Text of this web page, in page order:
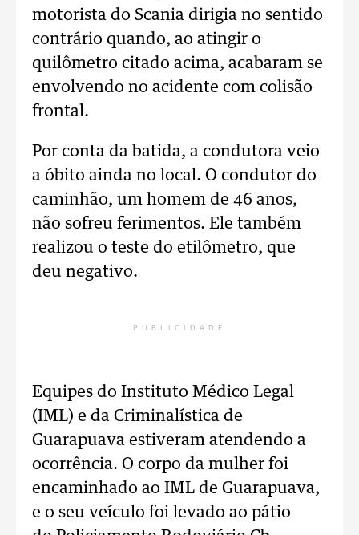
motorista do Scania dirigia no sentido
contrário quando, ao atingir o
quilômetro citado acima, acabaram se
envolvendo no acidente com colisão
frontal.
Por conta da batida, a condutora veio
a óbito ainda no local. O condutor do
caminhão, um homem de 46 anos,
não sofreu ferimentos. Ele também
realizou o teste do etilômetro, que
deu negativo.
PUBLICIDADE
Equipes do Instituto Médico Legal
(IML) e da Criminalística de
Guarapuava estiveram atendendo a
ocorrência. O corpo da mulher foi
encaminhado ao IML de Guarapuava,
e o seu veículo foi levado ao pátio